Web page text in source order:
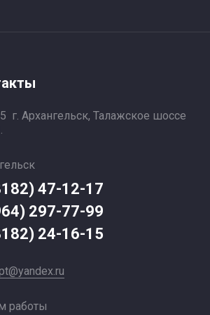
г. Архангельск, Талажское шоссе
47-12-17
297-77-99
24-16-15
работы